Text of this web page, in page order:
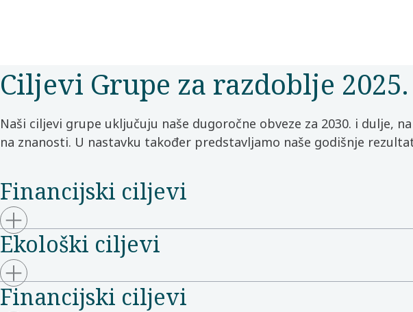
Ciljevi Grupe za razdoblje
Naši ciljevi grupe uključuju naše dugoročne obveze za 2030. i dulje,
na znanosti. U nastavku također predstavljamo naše godišnje
Financijski ciljevi
Ekološki ciljevi
Financijski ciljevi